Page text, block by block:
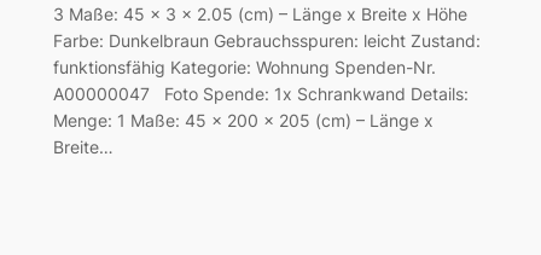
3 Maße: 45 x 3 x 2.05 (cm) – Länge x Breite x Höhe
Farbe: Dunkelbraun Gebrauchsspuren: leicht Zustand:
funktionsfähig Kategorie: Wohnung Spenden-Nr.
A00000047 Foto Spende: 1x Schrankwand Details:
Menge: 1 Maße: 45 x 200 x 205 (cm) – Länge x
Breite…